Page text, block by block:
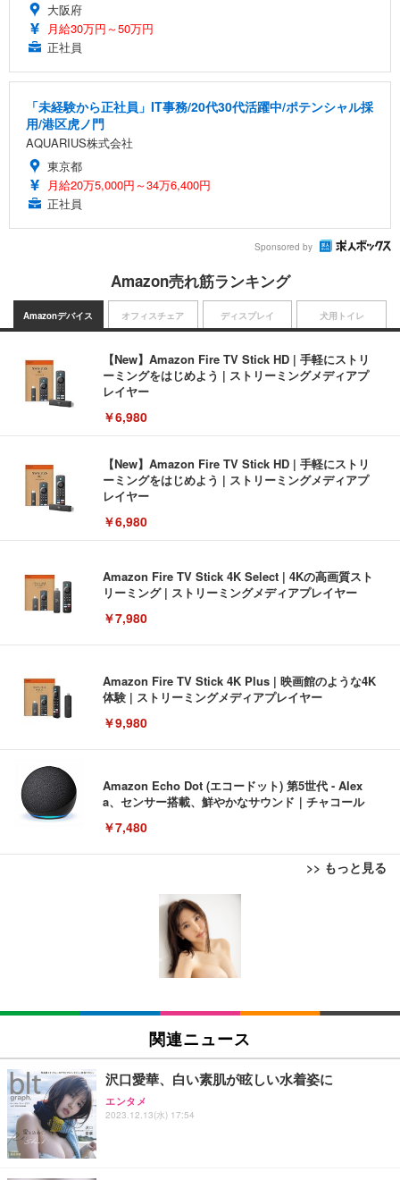
大阪府
月給30万円～50万円
正社員
「未経験から正社員」IT事務/20代30代活躍中/ポテンシャル採
用/港区虎ノ門
AQUARIUS株式会社
東京都
月給20万5,000円～34万6,400円
正社員
Sponsored by
Amazon売れ筋ランキング
Amazonデバイス
【New】Amazon Fire TV Stick HD | 手軽にストリ
ーミングをはじめよう | ストリーミングメディアプ
レイヤー
￥6,980
【New】Amazon Fire TV Stick HD | 手軽にストリ
ーミングをはじめよう | ストリーミングメディアプ
レイヤー
￥6,980
Amazon Fire TV Stick 4K Select | 4Kの高画質スト
リーミング | ストリーミングメディアプレイヤー
￥7,980
Amazon Fire TV Stick 4K Plus | 映画館のような4K
体験 | ストリーミングメディアプレイヤー
￥9,980
Amazon Echo Dot (エコードット) 第5世代 - Alex
a、センサー搭載、鮮やかなサウンド｜チャコール
￥7,480
>> もっと見る
オフィスチェア
[EdoErgo] オフィスチェア 椅子 テレワーク 疲れな
い 跳ね上げ式アームレスト コンパクト 約105度ロッ
キング pc 事務椅子 360度回転 座面昇降 強化ナイロ
ン樹脂ベース 通気性メッシュ 在宅ワーク H-WY01
(黒網+黒枠+黒足)
SIHOO B100 オフィスチェア／デスクチェア メッシ
ュチェア 人間工学 疲れない ブラック
￥27,999
Sezlife オフィスチェア デスクチェア 疲れない テレ
ディスプレイ
EIZO ビジネス向けプレミアムモニター | FlexScan
EV3240X-WT | 31.5型4K UHD・USB Type-C・ホワ
EIZO ビジネス向けプレミアムモニター | FlexScan
￥109,572
【純正品】27"ゲーミングモニター DualSense 充電
犬用トイレ
Amazonベーシック ペットシーツ 薄型 レギュラー 1
回使い捨て 無香料 ホワイト 300枚
Amazonベーシック ペットシーツ 厚型 ワイド 42枚
x2袋(84枚) ホワイト(吸収面:ライトブルー)
￥3,234
ネオ・ルーライフ ネオ・オムツ L 中型犬用 26枚入
関連ニュース
沢口愛華、白い素肌が眩しい水着姿に
エンタメ
2023.12.13(水) 17:54